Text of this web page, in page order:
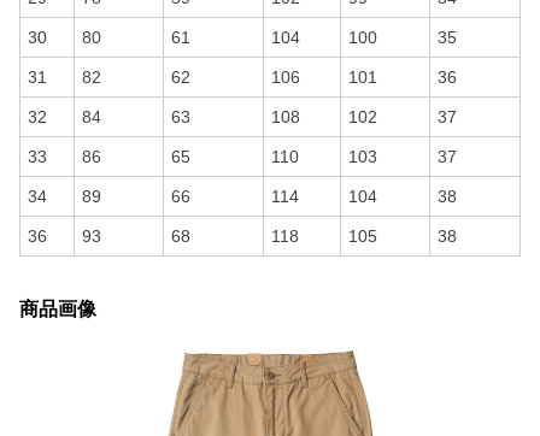
30 80 61 104 100 35
31 82 62 106 101 36
32 84 63 108 102 37
33 86 65 110 103 37
34 89 66 114 104 38
36 93 68 118 105 38
商品画像